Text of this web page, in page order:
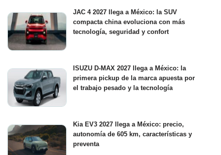
JAC 4 2027 llega a México: la SUV
compacta china evoluciona con más
tecnología, seguridad y confort
ISUZU D-MAX 2027 llega a México: la
primera pickup de la marca apuesta por
el trabajo pesado y la tecnología
Kia EV3 2027 llega a México: precio,
autonomía de 605 km, características y
preventa